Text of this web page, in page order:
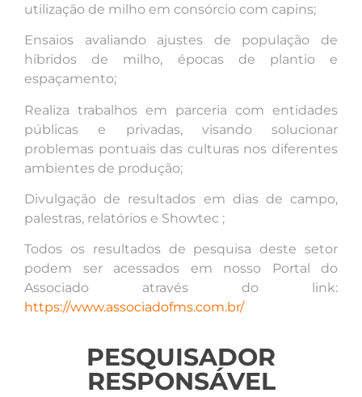
utilização de milho em consórcio com capins;
Ensaios avaliando ajustes de população de
híbridos de milho, épocas de plantio e
espaçamento;
Realiza trabalhos em parceria com entidades
públicas e privadas, visando solucionar
problemas pontuais das culturas nos diferentes
ambientes de produção;
Divulgação de resultados em dias de campo,
palestras, relatórios e Showtec ;
Todos os resultados de pesquisa deste setor
podem ser acessados em nosso Portal do
Associado através do link:
https://www.associadofms.com.br/
PESQUISADOR
RESPONSÁVEL